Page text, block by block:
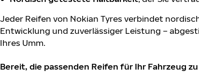
Jeder Reifen von Nokian Tyres verbindet
Entwicklung und zuverlässiger Leistung –
Ihres Umm.
Bereit, die passenden Reifen für Ihr Fahrzeug